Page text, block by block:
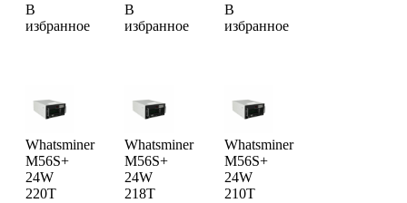
В
избранное
В
избранное
В
избранное
Whatsminer
M56S+
24W
220T
Whatsminer
M56S+
24W
218T
Whatsminer
M56S+
24W
210T